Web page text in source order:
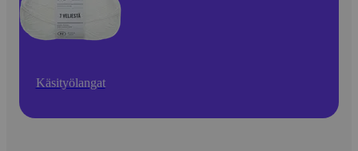
Käsityölangat